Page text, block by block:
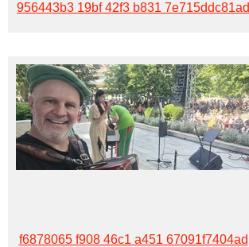
956443b3 19bf 42f3 b831 7e715ddc81ad
f6878065 f908 46c1 a451 67091f7404ad